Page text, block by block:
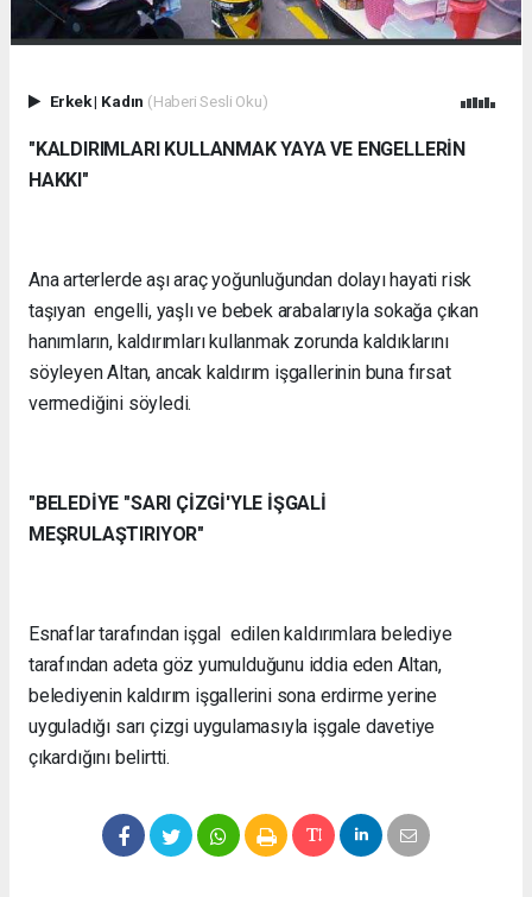
Erkek| Kadın (Haberi Sesli Oku)
"KALDIRIMLARI KULLANMAK YAYA VE ENGELLERİN
HAKKI"
Ana arterlerde aşı araç yoğunluğundan dolayı hayati risk
taşıyan engelli, yaşlı ve bebek arabalarıyla sokağa çıkan
hanımların, kaldırımları kullanmak zorunda kaldıklarını
söyleyen Altan, ancak kaldırım işgallerinin buna fırsat
vermediğini söyledi.
"BELEDİYE "SARI ÇİZGİ'YLE İŞGALİ
MEŞRULAŞTIRIYOR"
Esnaflar tarafından işgal edilen kaldırımlara belediye
tarafından adeta göz yumulduğunu iddia eden Altan,
belediyenin kaldırım işgallerini sona erdirme yerine
uyguladığı sarı çizgi uygulamasıyla işgale davetiye
çıkardığını belirtti.